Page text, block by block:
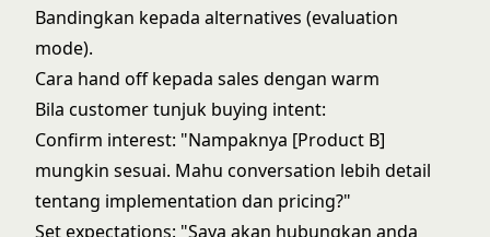
Bandingkan kepada alternatives (evaluation
mode).
Cara hand off kepada sales dengan warm
Bila customer tunjuk buying intent:
Confirm interest: "Nampaknya [Product B]
mungkin sesuai. Mahu conversation lebih detail
tentang implementation dan pricing?"
Set expectations: "Saya akan hubungkan anda